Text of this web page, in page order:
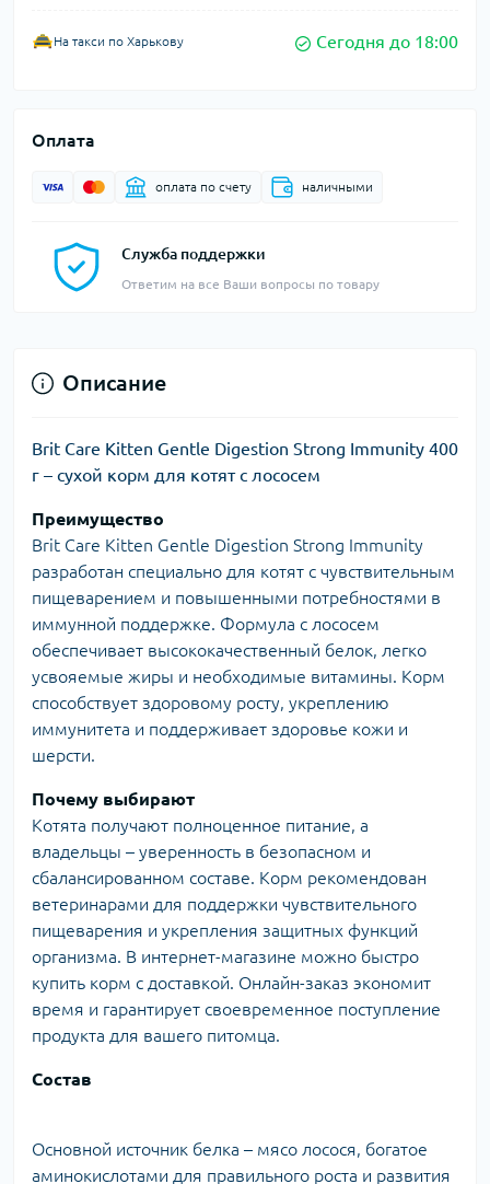
На такси по Харькову Сегодня до 18:00
Оплата
оплата по счету наличными
Служба поддержки
Ответим на все Ваши вопросы по товару
Описание
Brit Care Kitten Gentle Digestion Strong Immunity 400
г – сухой корм для котят с лососем
Преимущество
Brit Care Kitten Gentle Digestion Strong Immunity
разработан специально для котят с чувствительным
пищеварением и повышенными потребностями в
иммунной поддержке. Формула с лососем
обеспечивает высококачественный белок, легко
усвояемые жиры и необходимые витамины. Корм
способствует здоровому росту, укреплению
иммунитета и поддерживает здоровье кожи и
шерсти.
Почему выбирают
Котята получают полноценное питание, а
владельцы – уверенность в безопасном и
сбалансированном составе. Корм рекомендован
ветеринарами для поддержки чувствительного
пищеварения и укрепления защитных функций
организма. В интернет-магазине можно быстро
купить корм с доставкой. Онлайн-заказ экономит
время и гарантирует своевременное поступление
продукта для вашего питомца.
Состав
Основной источник белка – мясо лосося, богатое
аминокислотами для правильного роста и развития